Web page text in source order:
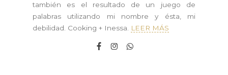
también es el resultado de un juego de
palabras utilizando mi nombre y ésta, mi
debilidad. Cooking + Inessa.
LEER MÁS